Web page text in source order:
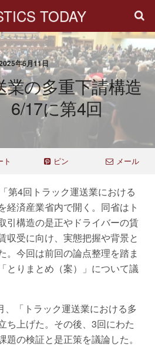
TODAY
年6月11日
の多重下請構造
6/17に第4回
ト ピン メール
第4回トラック運送業における
経済産業省内で開く。同省はト
引構造の是正やドライバーの賃
収受に向け、実態把握や背景と
。今回は前回の論点整理を踏ま
とりまとめ（案）」について議
、「トラック運送業における多
ち上げた。その後、3回にわた
題の検証と是正策を議論した。